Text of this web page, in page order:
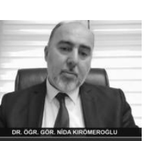
Görme Engelli
Analizi” adlı